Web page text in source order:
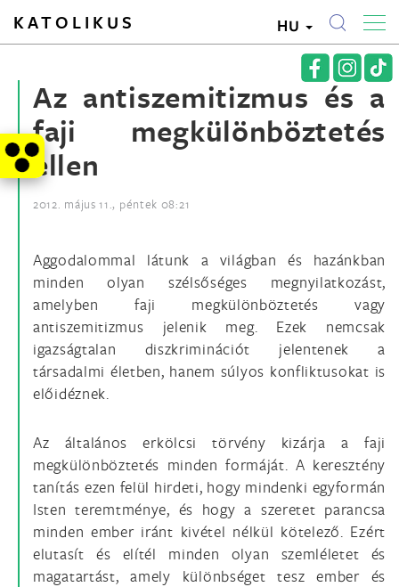
KATOLIKUS HU
Az antiszemitizmus és a
faji megkülönböztetés
ellen
2012. május 11., péntek 08:21
Aggodalommal látunk a világban és hazánkban
minden olyan szélsőséges megnyilatkozást,
amelyben faji megkülönböztetés vagy
antiszemitizmus jelenik meg. Ezek nemcsak
igazságtalan diszkriminációt jelentenek a
társadalmi életben, hanem súlyos konfliktusokat is
előidéznek.
Az általános erkölcsi törvény kizárja a faji
megkülönböztetés minden formáját. A keresztény
tanítás ezen felül hirdeti, hogy mindenki egyformán
Isten teremtménye, és hogy a szeretet parancsa
minden ember iránt kivétel nélkül kötelező. Ezért
elutasít és elítél minden olyan szemléletet és
magatartást, amely különbséget tesz ember és